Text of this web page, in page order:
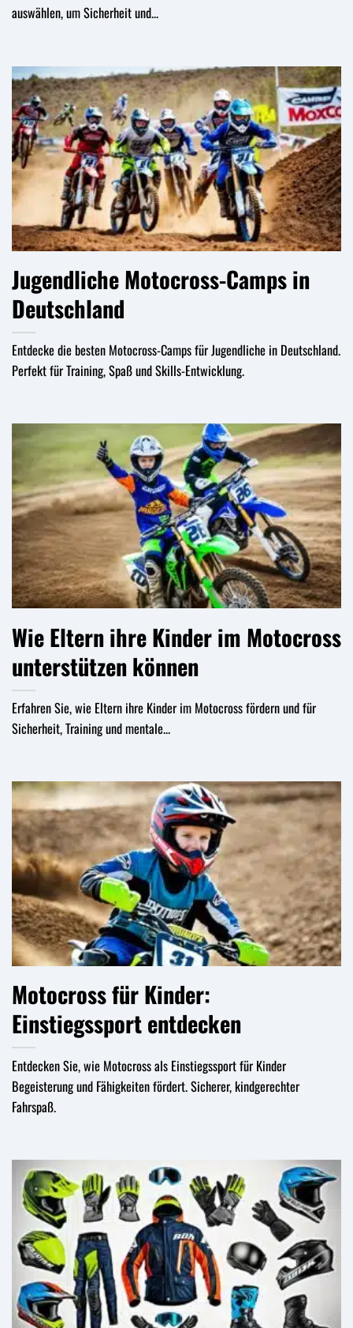
auswählen, um Sicherheit und...
Jugendliche Motocross-Camps in
Deutschland
Entdecke die besten Motocross-Camps für Jugendliche in Deutschland.
Perfekt für Training, Spaß und Skills-Entwicklung.
Wie Eltern ihre Kinder im Motocross
unterstützen können
Erfahren Sie, wie Eltern ihre Kinder im Motocross fördern und für
Sicherheit, Training und mentale...
Motocross für Kinder:
Einstiegssport entdecken
Entdecken Sie, wie Motocross als Einstiegssport für Kinder
Begeisterung und Fähigkeiten fördert. Sicherer, kindgerechter
Fahrspaß.